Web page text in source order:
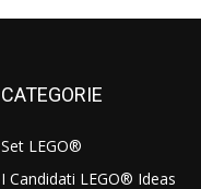
CATEGORIE
Set LEGO®
I Candidati LEGO® Ideas